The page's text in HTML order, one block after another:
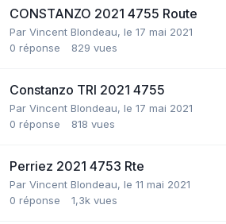
CONSTANZO 2021 4755 Route
Par Vincent Blondeau, le 17 mai 2021
0 réponse 829 vues
Constanzo TRI 2021 4755
Par Vincent Blondeau, le 17 mai 2021
0 réponse 818 vues
Perriez 2021 4753 Rte
Par Vincent Blondeau, le 11 mai 2021
0 réponse 1,3k vues